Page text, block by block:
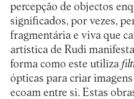
percepção de objectos
significados, por vezes,
fragmentária e viva que
artística de Rudi
forma como este utiliza
ópticas para criar
ecoam entre si. Estas